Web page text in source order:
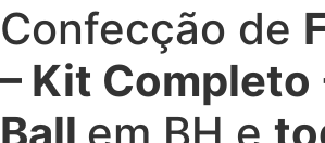
Confecção de
– Kit Completo
Ball em BH e